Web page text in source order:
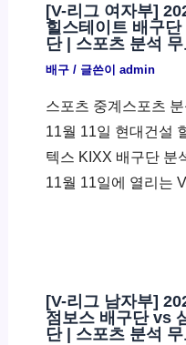
[V-리그 여자부]
힐스테이트 배구
단 | 스포츠 분석
배구/ 글쓴이 admin
스포츠 중계스포츠
11월 11일 현대건설
텍스 KIXX 배구단 분
11월 11일에 열리는
[V-리그 남자부]
점보스 배구단 vs
단 | 스포츠 분석